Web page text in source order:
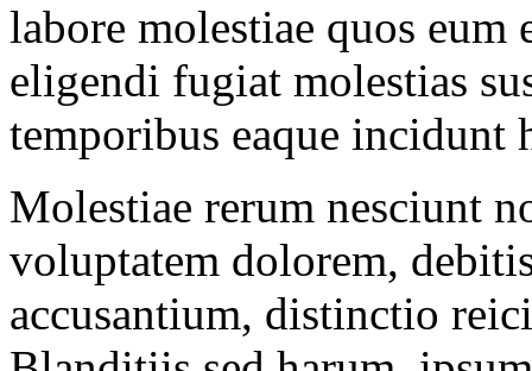
labore molestiae quos eum
eligendi fugiat molestias
temporibus eaque incidunt
Molestiae rerum nesciunt
voluptatem dolorem,
accusantium, distinctio